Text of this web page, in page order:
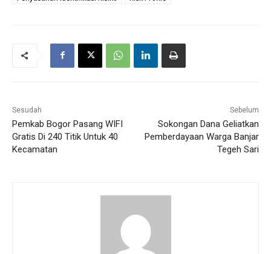
Sesudah
Pemkab Bogor Pasang WIFI
Gratis Di 240 Titik Untuk 40
Kecamatan
Sebelum
Sokongan Dana Geliatkan
Pemberdayaan Warga Banjar
Tegeh Sari